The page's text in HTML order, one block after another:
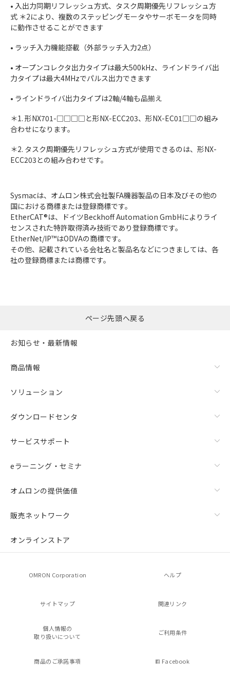
• 入出力同期リフレッシュ方式、タスク周期優先リフレッシュ方
式 ＊2により、複数のステッピングモータやサーボモータを同時
に動作させることができます
• ラッチ入力機能搭載（外部ラッチ入力2点）
• オープンコレクタ出力タイプは最大500kHz、ラインドライバ出
力タイプは最大4MHzでパルス出力できます
• ラインドライバ出力タイプは2軸/4軸も品揃え
＊1. 形NX701-□□□□と形NX-ECC203、形NX-EC01□□の組み
合わせになります。
＊2. タスク周期優先リフレッシュ方式が使用できるのは、形NX-
ECC203との組み合わせです。
Sysmacは、オムロン株式会社製FA機器製品の日本及びその他の
国における商標または登録商標です。
EtherCAT®は、ドイツBeckhoff Automation GmbHによりライ
センスされた特許取得済み技術であり登録商標です。
EtherNet/IP™はODVAの商標です。
その他、記載されている会社名と製品名などにつきましては、各
社の登録商標または商標です。
ページ先頭へ戻る
お知らせ・最新情報
商品情報
ソリューション
ダウンロードセンタ
サービスサポート
eラーニング・セミナ
オムロンの提供価値
販売ネットワーク
オンラインストア
OMRON Corporation ヘルプ
サイトマップ 関連リンク
個人情報の
取り扱いについて
ご利用条件
商品のご承諾事項 Facebook